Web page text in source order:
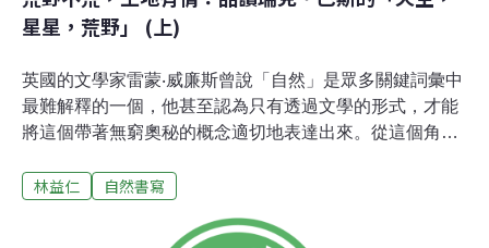
星星，荒野」 (上)
英國的文學家雷蒙‧威廉斯曾說「自然」是眾多關鍵詞彙中
最難解釋的一個，他甚至認為只有透過文學的形式，才能
將這個帶著無窮奧秘的概念適切地表達出來。從這個角度
情節以及特出的人物個性的描寫所表達出來的自然觀，無
事中人跟自然互為主體的辯證關係，就像魔術師的手帕把
林益仁 自然書寫